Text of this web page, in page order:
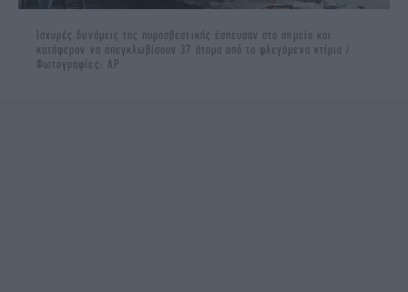
Ισχυρές δυνάμεις της πυροσβεστικής έσπευσαν στο σημείο και
κατάφεραν να απεγκλωβίσουν 37 άτομα από το φλεγόμενο κτίριο /
Φωτογραφίες: AP